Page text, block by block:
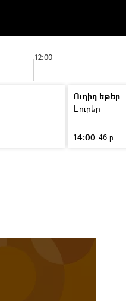
12:00
Ուղիղ եթեր
Լուրեր
14:00 46 ր